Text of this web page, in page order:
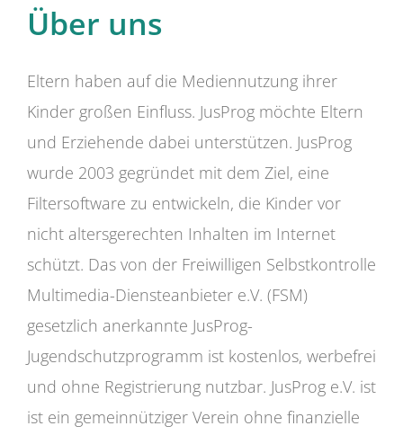
Über uns
Eltern haben auf die Mediennutzung ihrer
Kinder großen Einfluss. JusProg möchte Eltern
und Erziehende dabei unterstützen. JusProg
wurde 2003 gegründet mit dem Ziel, eine
Filtersoftware zu entwickeln, die Kinder vor
nicht altersgerechten Inhalten im Internet
schützt. Das von der Freiwilligen Selbstkontrolle
Multimedia-Diensteanbieter e.V. (FSM)
gesetzlich anerkannte JusProg-
Jugendschutzprogramm ist kostenlos, werbefrei
und ohne Registrierung nutzbar. JusProg e.V. ist
ist ein gemeinnütziger Verein ohne finanzielle